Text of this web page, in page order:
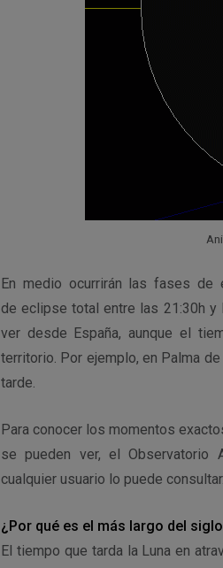
En medio ocurrirán las fases
de eclipse total entre las 21:30h y
ver desde España, aunque el
territorio. Por ejemplo, en Palma
tarde.
Para conocer los momentos
se pueden ver, el Observatorio
cualquier usuario lo puede consultar.
¿Por qué es el más largo del
El tiempo que tarda la Luna en